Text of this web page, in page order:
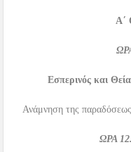
Α΄
Εσπερινός και
Ανάμνηση της
ΩΡΑ